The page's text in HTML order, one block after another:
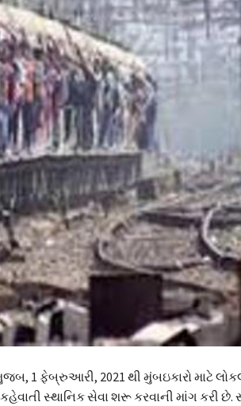
1 ફેબ્રુઆરી, 2021 થી મુંબઇકારો માટે
સ્થાનિક સેવા શરૂ કરવાની માંગ કરી છે.